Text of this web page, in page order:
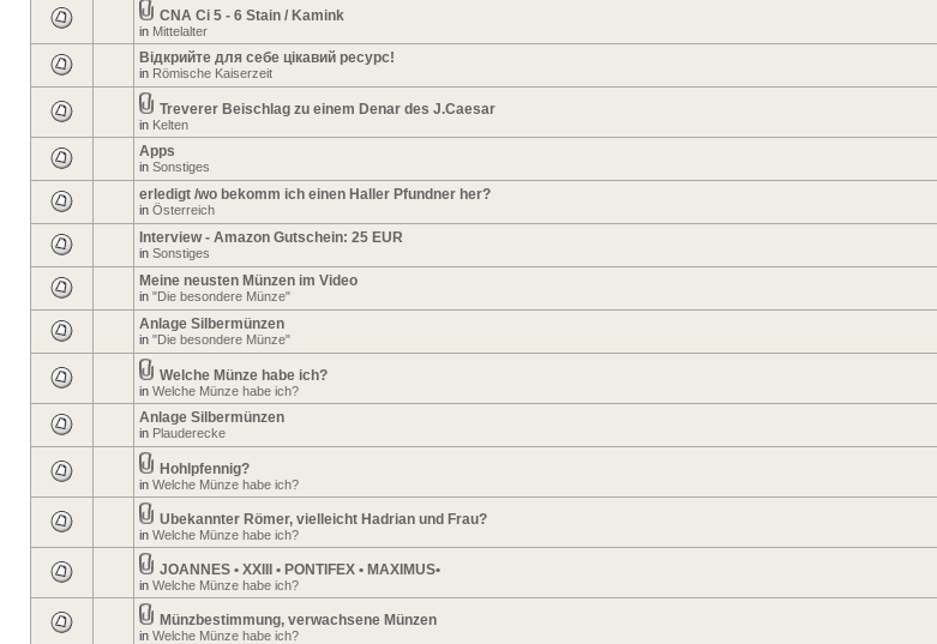
CNA Ci 5 - 6 Stain / Kamink
in Mittelalter
Відкрийте для себе цікавий ресурс!
in Römische Kaiserzeit
Treverer Beischlag zu einem Denar des J.Caesar
in Kelten
Apps
in Sonstiges
erledigt /wo bekomm ich einen Haller Pfundner her?
in Österreich
Interview - Amazon Gutschein: 25 EUR
in Sonstiges
Meine neusten Münzen im Video
in "Die besondere Münze"
Anlage Silbermünzen
in "Die besondere Münze"
Welche Münze habe ich?
in Welche Münze habe ich?
Anlage Silbermünzen
in Plauderecke
Hohlpfennig?
in Welche Münze habe ich?
Ubekannter Römer, vielleicht Hadrian und Frau?
in Welche Münze habe ich?
JOANNES • XXIII • PONTIFEX • MAXIMUS•
in Welche Münze habe ich?
Münzbestimmung, verwachsene Münzen
in Welche Münze habe ich?